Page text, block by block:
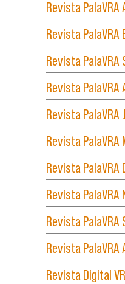
Revista PalaVRA
Revista PalaVRA
Revista
Revista
Revista PalaVRA
Revista PalaVRA
Revista
Revista
Revista
Revista
Revista Digital